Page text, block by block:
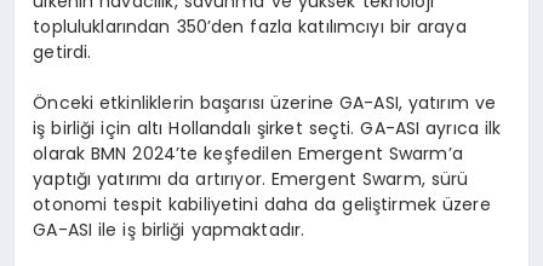
topluluklarından 350’den fazla katılımcıyı bir araya
getirdi.
Önceki etkinliklerin başarısı üzerine GA-ASI, yatırım ve
iş birliği için altı Hollandalı şirket seçti. GA-ASI ayrıca ilk
olarak BMN 2024’te keşfedilen Emergent Swarm’a
yaptığı yatırımı da artırıyor. Emergent Swarm, sürü
otonomi tespit kabiliyetini daha da geliştirmek üzere
GA-ASI ile iş birliği yapmaktadır.